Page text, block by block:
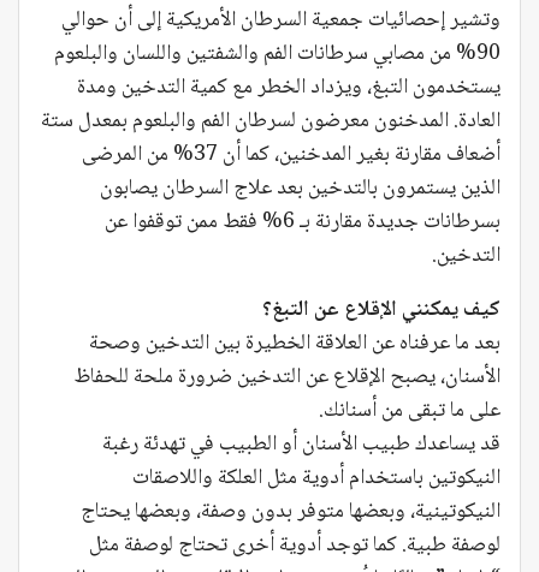
وتشير إحصائيات جمعية السرطان الأمريكية إلى أن حوالي
90% من مصابي سرطانات الفم والشفتين واللسان والبلعوم
يستخدمون التبغ، ويزداد الخطر مع كمية التدخين ومدة
العادة. المدخنون معرضون لسرطان الفم والبلعوم بمعدل ستة
أضعاف مقارنة بغير المدخنين، كما أن 37% من المرضى
الذين يستمرون بالتدخين بعد علاج السرطان يصابون
بسرطانات جديدة مقارنة بـ 6% فقط ممن توقفوا عن
التدخين.
كيف يمكنني الإقلاع عن التبغ؟
بعد ما عرفناه عن العلاقة الخطيرة بين التدخين وصحة
الأسنان، يصبح الإقلاع عن التدخين ضرورة ملحة للحفاظ
على ما تبقى من أسنانك.
قد يساعدك طبيب الأسنان أو الطبيب في تهدئة رغبة
النيكوتين باستخدام أدوية مثل العلكة واللاصقات
النيكوتينية، وبعضها متوفر بدون وصفة، وبعضها يحتاج
لوصفة طبية. كما توجد أدوية أخرى تحتاج لوصفة مثل